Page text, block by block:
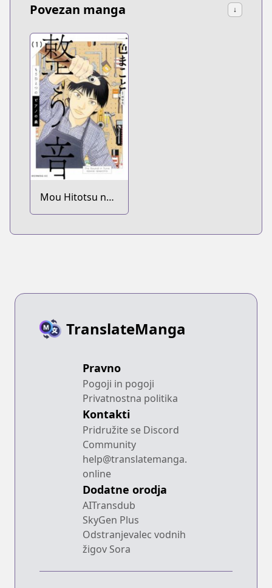
Povezan manga ↓
Mou Hitotsu no
Piano no Mori:
TranslateManga
Pravno
Pogoji in pogoji
Privatnostna politika
Kontakti
Pridružite se Discord
Community
help@translatemanga.
online
Dodatne orodja
AITransdub
SkyGen Plus
Odstranjevalec vodnih
žigov Sora